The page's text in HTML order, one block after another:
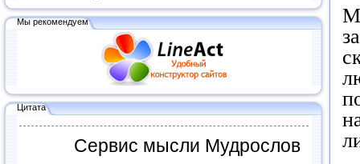
Мы рекомендуем
Цитата
Сервис мысли Мудрослов